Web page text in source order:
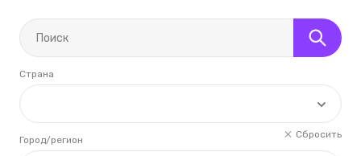
Страна
Сбросить
Город/регион